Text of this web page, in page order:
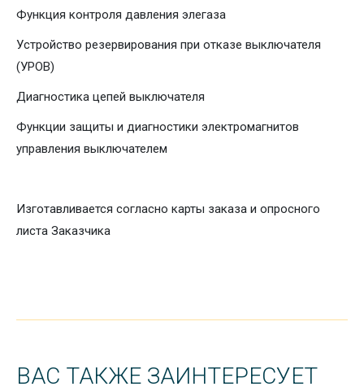
Функция контроля давления элегаза
Устройство резервирования при отказе выключателя
(УРОВ)
Диагностика цепей выключателя
Функции защиты и диагностики электромагнитов
управления выключателем
Изготавливается согласно карты заказа и опросного
листа Заказчика
ВАС ТАКЖЕ ЗАИНТЕРЕСУЕТ